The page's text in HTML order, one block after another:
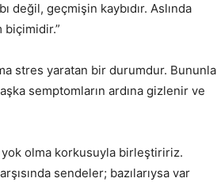
değil, geçmişin kaybıdır. Aslında
biçimidir.”
stres yaratan bir durumdur. Bununla
semptomların ardına gizlenir ve
olma korkusuyla birleştiririz.
sendeler; bazılarıysa var